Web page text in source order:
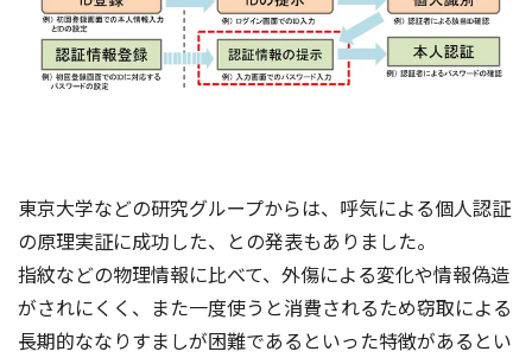
東京大学などの研究グループからは、呼気による個人認証
の原理実証に成功した、との発表もありました。
指紋などの物理情報に比べて、外傷による変化や情報偽造
がされにくく、また一度使うと消費されるため窃取による
長期的ななりすましが困難であるといった特徴があるとい